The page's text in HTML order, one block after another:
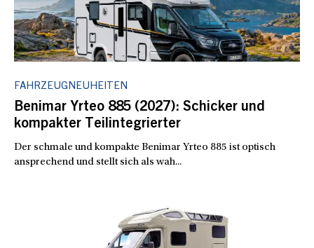
FAHRZEUGNEUHEITEN
Benimar Yrteo 885 (2027): Schicker und
kompakter Teilintegrierter
Der schmale und kompakte Benimar Yrteo 885 ist optisch
ansprechend und stellt sich als wah...